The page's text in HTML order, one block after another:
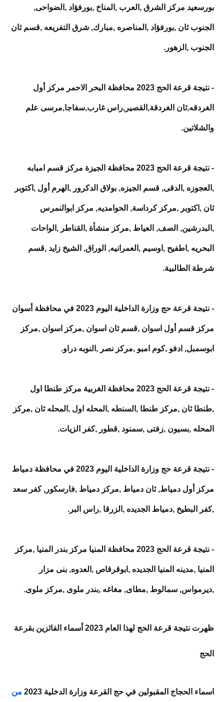
بورسعيد مركز الشرق ,العرب ,المناخ ,بورفؤاد ,الضواحى,
الجنوب ثان ,بورفؤاد ,المناصره ,مبارك, شرق التفريعه ,قسم ثان
الجنوب ,الزهور.
- نتيجة قرعة الحج 2023 محافظة البحر الاحمر مركز أول
الغردقه,ثان الغردقة,القصير,راس غارب,سفاجا,مرسى علم
والشلاتين.
- نتيجة قرعة الحج 2023 محافظة الجيزة مركز قسم امبابه
,العجوزه ,الدقى, قسم الجيزه, بولاق الدكرور ,الهرم أول ,اكتوبر
ثان ,اكتوبر ,مركز كرداسة, الحوامديه, مركز ابوالنمرس
,البدرشين, الصف, العياط ,مركز منشأة ,القناطر ,الواحات
البحريه ,اطفيح ,اوسيم ,العمرانيه, الوراق, الشيخ زايد ,قسم
شرطة الطالبية.
- نتيجة قرعة حج وزارة الداخلية اليوم 2023 في محافظة أسوان
مركز قسم أول اسوان ,قسم ثان اسوان ,مركز اسوان ,مركز
ابوسمبل, ادفو ,كوم امبو ,مركز نصر ,النوبه دراو.
- نتيجة قرعة الحج 2023 محافظة الغربية مركز طنطا اول
,طنطا ثان ,مركز طنطا ,السنطه ,المحله اول ,المحله ثان ,مركز
المحله ,بسيون ,زفتى ,سمنود ,قطور ,كفر الزيات.
- نتيجة قرعة حج وزارة الداخلية اليوم 2023 في محافظة دمياط
مركز أول دمياط, ثان دمياط ,مركز دمياط ,فارسكور, كفر سعد
,كفر البطيخ ,دمياط الجديده ,الزرقا ,راس البر.
- نتيجة قرعة الحج 2023 محافظة المنيا مركز بندر المنيا ,مركز
المنيا ,مدينه المنيا الجديده ,ابوقرقاص ,العدوه, بنى مزار
,ديرمواس, سمالوط ,مطاى, مغاغه ,بندر ملوى ,مركز ملوى.
ظهرت نتيجة قرعة الحج لهذا العام 2023 أسماء الفائزين بقرعة
الحج
اسماء الحجاج المقبولين في حج القرعة وزارة الدخلية 2023 من